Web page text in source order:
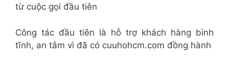
từ cuộc gọi đầu tiên
Công tác đầu tiên là hỗ trợ khách hàng bình
tĩnh, an tâm vì đã có cuuhohcm.com đồng hành